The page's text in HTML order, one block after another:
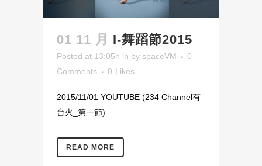
01 11 月 I-舞蹈節2015
Posted at 13:05h in by spaceVM
0
Comments
0 Likes
2015/11/01 YOUTUBE (234 Channel有
台火_第一節)...
READ MORE